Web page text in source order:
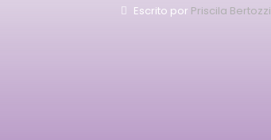
Escrito por Priscila Bertozzi